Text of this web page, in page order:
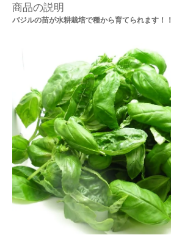
商品の説明
バジルの苗が水耕栽培で種から育てられます！！